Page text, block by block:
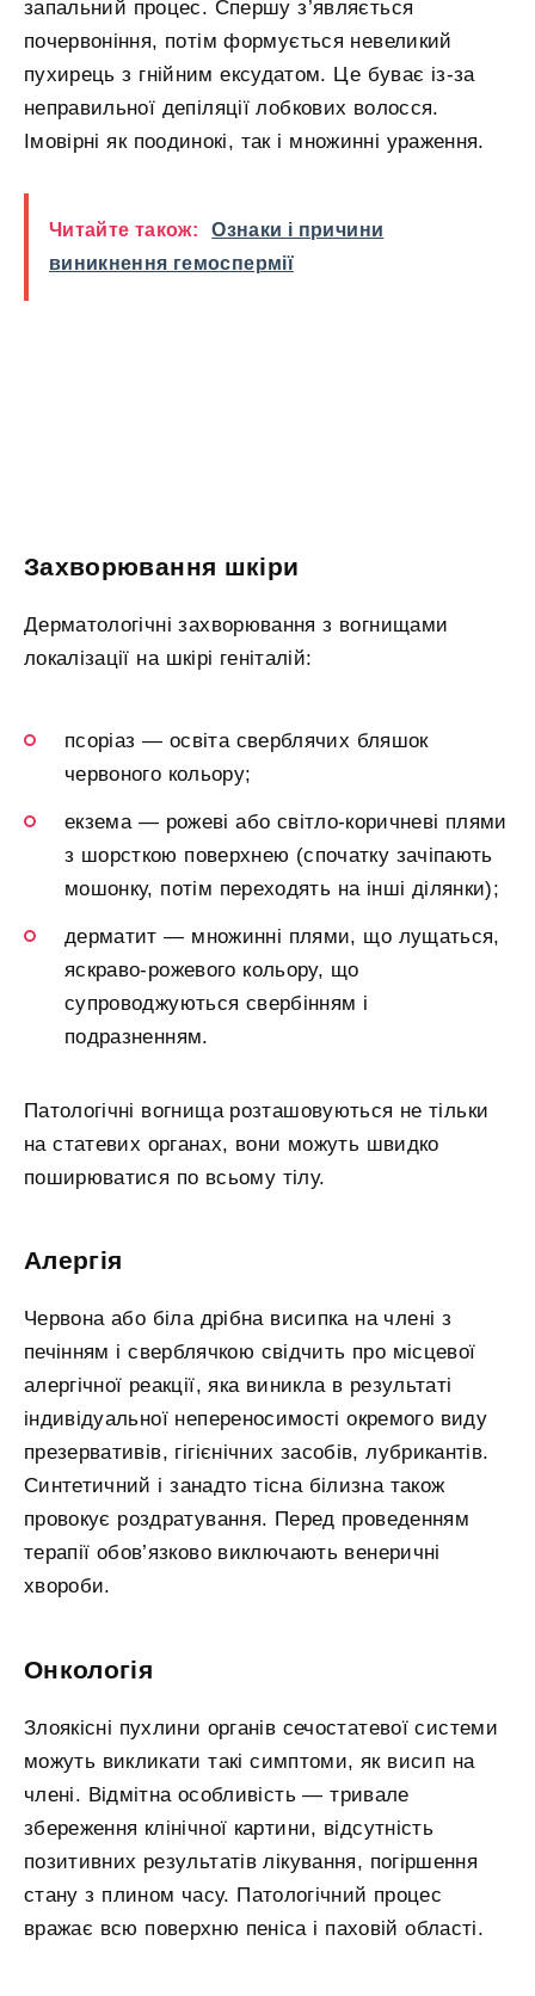
запальний процес. Спершу з’являється
почервоніння, потім формується невеликий
пухирець з гнійним ексудатом. Це буває із-за
неправильної депіляції лобкових волосся.
Імовірні як поодинокі, так і множинні ураження.
Читайте також:
Ознаки і причини
виникнення гемоспермії
Захворювання шкіри
Дерматологічні захворювання з вогнищами
локалізації на шкірі геніталій:
псоріаз — освіта сверблячих бляшок
червоного кольору;
екзема — рожеві або світло-коричневі плями
з шорсткою поверхнею (спочатку зачіпають
мошонку, потім переходять на інші ділянки);
дерматит — множинні плями, що лущаться,
яскраво-рожевого кольору, що
супроводжуються свербінням і
подразненням.
Патологічні вогнища розташовуються не тільки
на статевих органах, вони можуть швидко
поширюватися по всьому тілу.
Алергія
Червона або біла дрібна висипка на члені з
печінням і сверблячкою свідчить про місцевої
алергічної реакції, яка виникла в результаті
індивідуальної непереносимості окремого виду
презервативів, гігієнічних засобів, лубрикантів.
Синтетичний і занадто тісна білизна також
провокує роздратування. Перед проведенням
терапії обов’язково виключають венеричні
хвороби.
Онкологія
Злоякісні пухлини органів сечостатевої системи
можуть викликати такі симптоми, як висип на
члені. Відмітна особливість — тривале
збереження клінічної картини, відсутність
позитивних результатів лікування, погіршення
стану з плином часу. Патологічний процес
вражає всю поверхню пеніса і паховій області.